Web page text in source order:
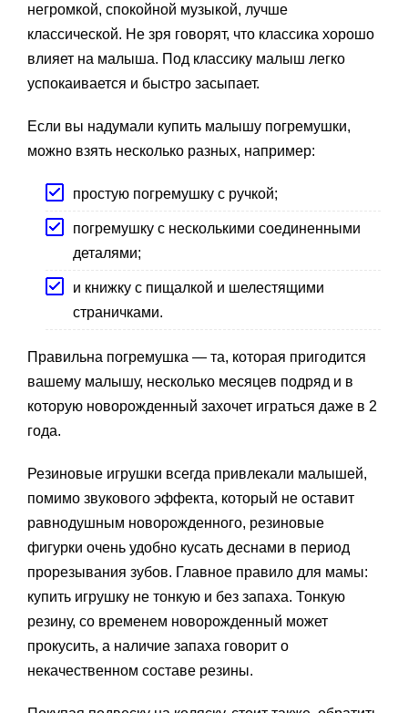
негромкой, спокойной музыкой, лучше
классической. Не зря говорят, что классика хорошо
влияет на малыша. Под классику малыш легко
успокаивается и быстро засыпает.
Если вы надумали купить малышу погремушки,
можно взять несколько разных, например:
простую погремушку с ручкой;
погремушку с несколькими соединенными
деталями;
и книжку с пищалкой и шелестящими
страничками.
Правильна погремушка — та, которая пригодится
вашему малышу, несколько месяцев подряд и в
которую новорожденный захочет играться даже в 2
года.
Резиновые игрушки всегда привлекали малышей,
помимо звукового эффекта, который не оставит
равнодушным новорожденного, резиновые
фигурки очень удобно кусать деснами в период
прорезывания зубов. Главное правило для мамы:
купить игрушку не тонкую и без запаха. Тонкую
резину, со временем новорожденный может
прокусить, а наличие запаха говорит о
некачественном составе резины.